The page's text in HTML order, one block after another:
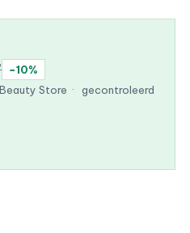
−10%
Store ·
gecontroleerd